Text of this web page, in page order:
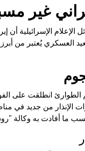
غير
العسكري يُعتبر من
أن طواقم الطوارئ
الإنذار من جديد في
ما أفادت به وكالة